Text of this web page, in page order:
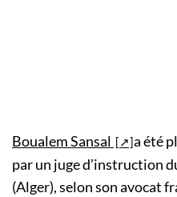
Boualem Sansal
a été
par un juge d’instruction
(Alger), selon son avocat